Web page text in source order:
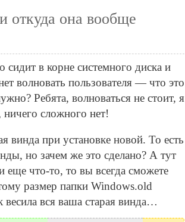
откуда она вообще
в корне системного диска и
волновать пользователя — что это
Ребята, волноваться не стоит, я
сложного нет!
винда при установке новой. То есть
но зачем же это сделано? А тут
еще что-то, то вы всегда сможете
размер папки Windows.old
вся ваша старая винда…